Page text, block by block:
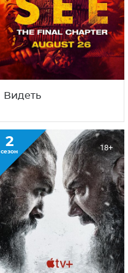
Видеть
2
сезон 18+